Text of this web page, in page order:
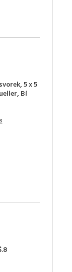
5 x 5
Bí